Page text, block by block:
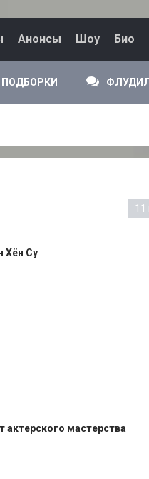
Анонсы Шоу Био
ПОДБОРКИ
11
Хён Су
актерского мастерства